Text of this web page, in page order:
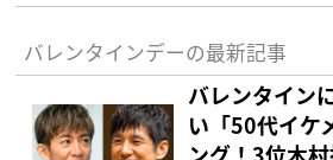
バレンタインデーの最新記事
バレンタイン
い「50代イケ